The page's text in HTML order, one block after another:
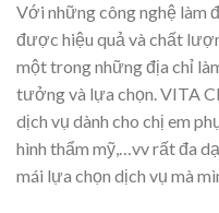
Với những công nghệ làm
được hiệu quả và chất
một trong những địa chỉ
tưởng và lựa chọn. VITA
dịch vụ dành cho chị em
hình thẩm mỹ,…vv rất đa
mái lựa chọn dịch vụ mà